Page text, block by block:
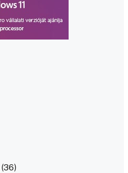
(36)